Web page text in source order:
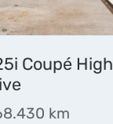
Coupé High
km